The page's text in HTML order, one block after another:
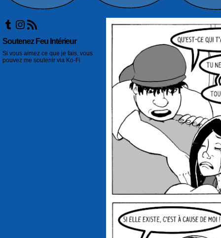
Tumblr
Instagram
Flux RSS
Soutenez Feu Intérieur
Si vous aimez ce que je fais, vous
pouvez me soutenir via Ko-Fi